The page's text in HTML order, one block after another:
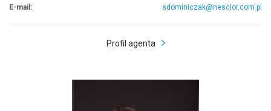
E-mail:
sdominiczak@nescior.com.pl
Profil agenta